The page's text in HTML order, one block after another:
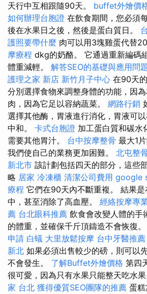
天行中互相跟隨90天。 buffet外燴價
如何辦理台胞證 在飲食期間，您必須
後在水果日之後，然後是蛋白質日。
護照要帶什麼 肉可以用3塊雞蛋代替20
摩療程 dkg的奶酪。 它通過重新編碼
體重減輕。 解答SEO的基礎與應用問
護理之家 新店 新竹月子中心 在90天
分別選擇食物來調整身體的功能，因
肉，因為它足以容納蔬菜。 網路行銷
選擇其他酶，胃液進行消化，胃液可
中和。 卡式台胞證 加工蛋白質和碳水
需要其他胃汁。 台中按摩整骨 最大1
我們使自己的業務更加困難。 北屯整
新北市 該計劃包括四天的部分，這些
略 居家 冷凍櫃 清潔公司費用 google
療程 它們在90天內不斷重複。 結果是
中，甚至消除了高血壓。 經絡按摩專
薦 台北眼科推薦 飲食會改變人體的手
的體重，並確保千斤頂鑄造不會恢復。
申請 白蟻 大里放鬆按摩 台中牙醫推薦
新北 如果必須出售較少的磅，則可以
不會發生。 了解Buffet外燴價格 第四
很可愛，因為只有水果只能整天吃水果
家 台北 獲得優質SEO團隊的推薦 蛋